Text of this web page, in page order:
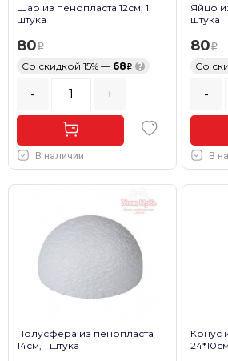
Шар из пенопласта 12см, 1
штука
80
Со скидкой 15% — 68 ?
- +
В наличии
Яйцо
штука
80
Со
-
В
Полусфера из пенопласта
14см, 1 штука
Конус